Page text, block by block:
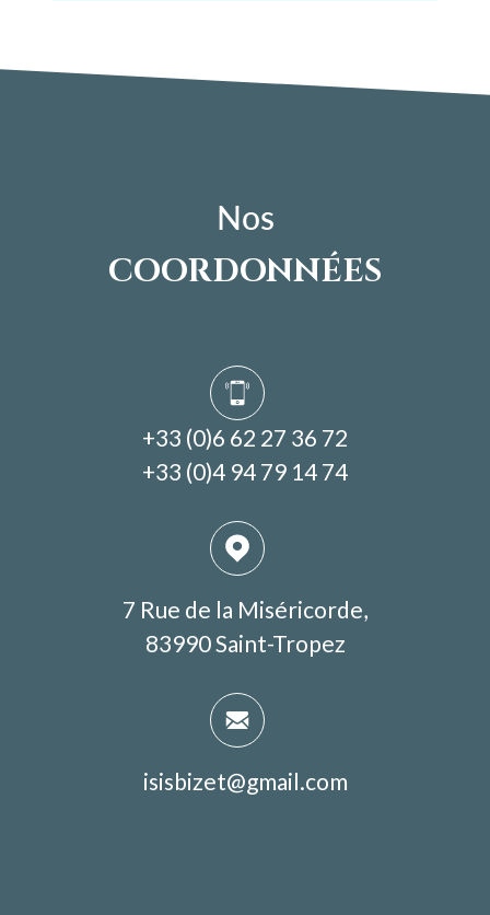
Nos
COORDONNÉES
+33 (0)6 62 27 36 72
+33 (0)4 94 79 14 74
isisbizet@gmail.com
7 Rue de la Miséricorde,
83990 Saint-Tropez